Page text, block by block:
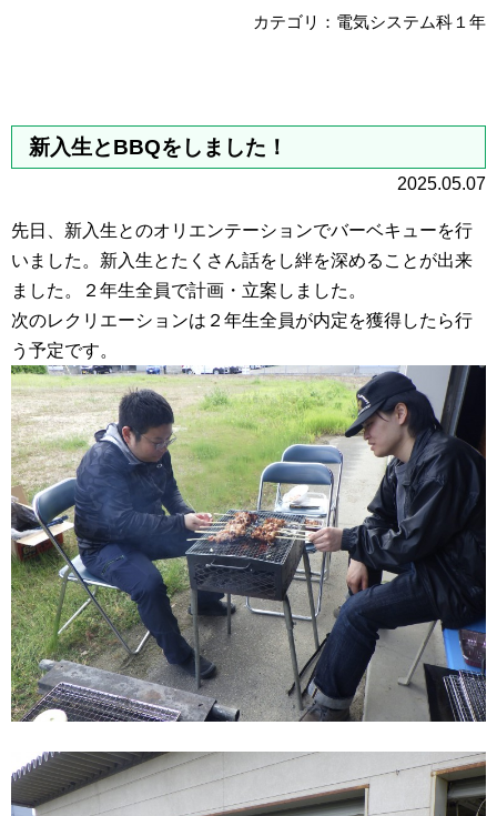
カテゴリ：電気システム科１年
新入生とBBQをしました！
2025.05.07
先日、新入生とのオリエンテーションでバーベキューを行
いました。新入生とたくさん話をし絆を深めることが出来
ました。２年生全員で計画・立案しました。
次のレクリエーションは２年生全員が内定を獲得したら行
う予定です。